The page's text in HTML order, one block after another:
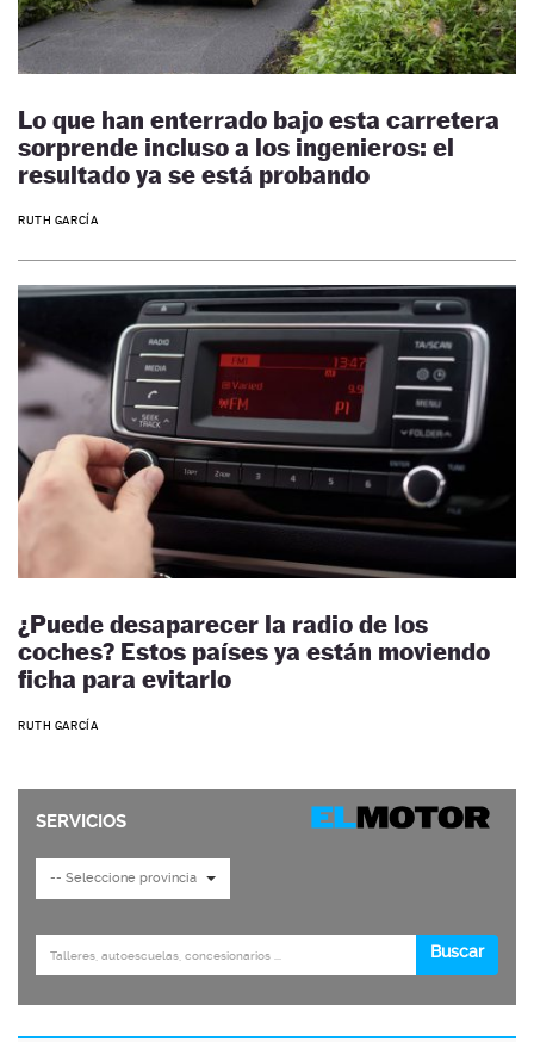
Lo que han enterrado bajo esta carretera
sorprende incluso a los ingenieros: el
resultado ya se está probando
RUTH GARCÍA
¿Puede desaparecer la radio de los
coches? Estos países ya están moviendo
ficha para evitarlo
RUTH GARCÍA